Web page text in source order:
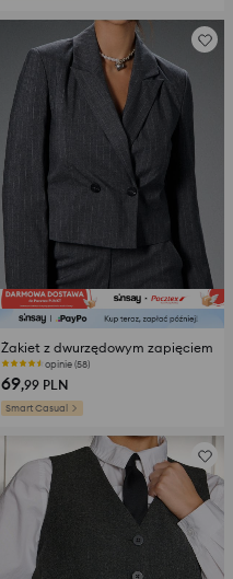
Żakiet z dwurzędowym zapięciem
opinie (58)
69,99 PLN
Smart Casual